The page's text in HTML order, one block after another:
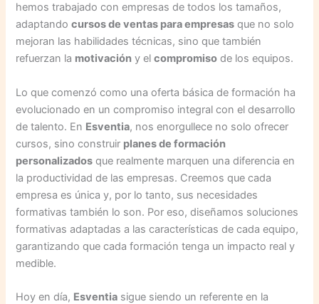
hemos trabajado con empresas de todos los tamaños,
adaptandocursos de ventas para empresas que no solo
mejoran las habilidades técnicas, sino que también
refuerzan la motivación y elcompromiso de los equipos.
Lo que comenzó como una oferta básica de formación ha
evolucionado en un compromiso integral con el desarrollo
de talento. En Esventia, nos enorgullece no solo ofrecer
cursos, sino construir planes de formación
personalizados que realmente marquen una diferencia en
la productividad de las empresas. Creemos que cada
empresa es única y, por lo tanto, sus necesidades
formativas también lo son. Por eso, diseñamos soluciones
formativas adaptadas a las características de cada equipo,
garantizando que cada formación tenga un impacto real y
medible.
Hoy en día, Esventia sigue siendo un referente en la